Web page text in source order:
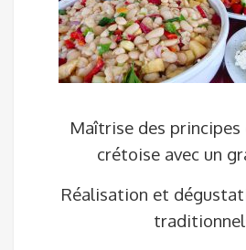
Maîtrise des principes
crétoise avec un
Réalisation et